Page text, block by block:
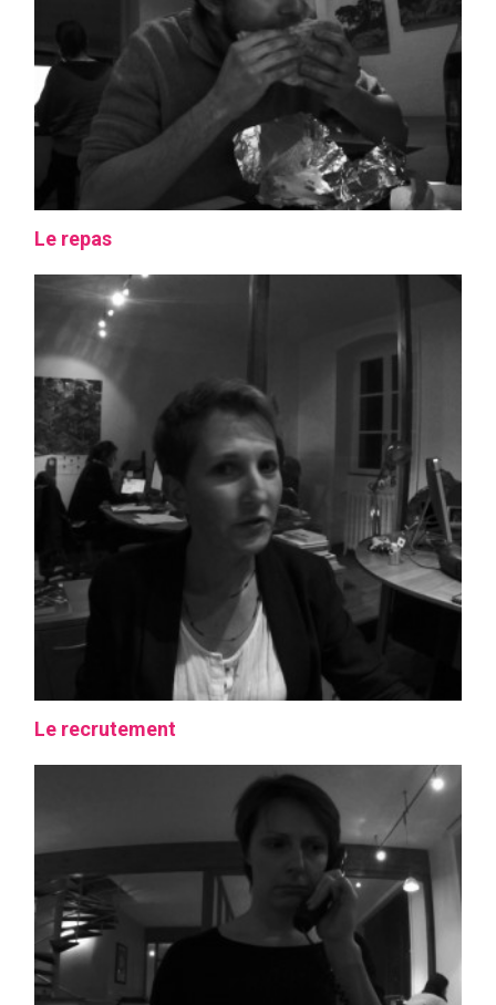
Le repas
Le recrutement